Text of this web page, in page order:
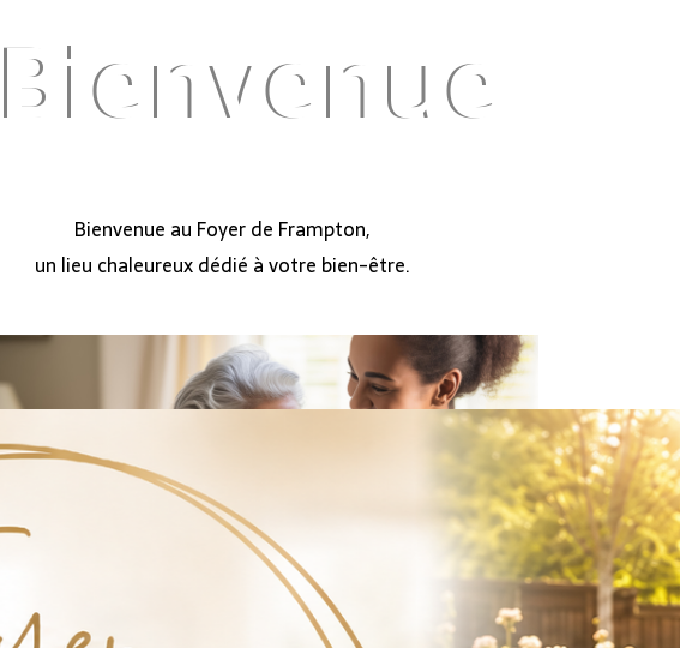
Bienvenue
Bienvenue au Foyer de Frampton,
un lieu chaleureux dédié à votre bien-être.